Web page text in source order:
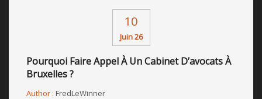
10
Juin 26
Pourquoi Faire Appel À Un Cabinet D’avocats À
Bruxelles ?
Author : FredLeWinner